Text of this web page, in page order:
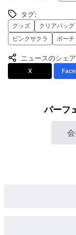
タグ:
グッズ クリアバッグ
ピンクサクラ
ポーチ
ニュースのシェア
X
パーフ